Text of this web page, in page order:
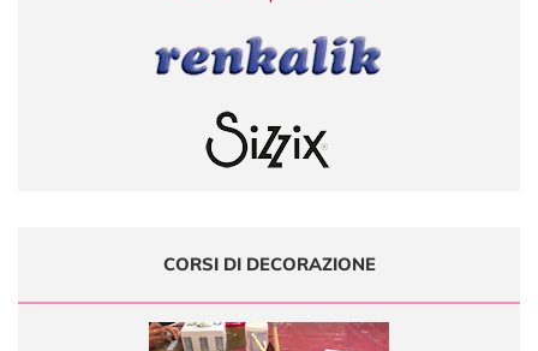
CORSI DI DECORAZIONE